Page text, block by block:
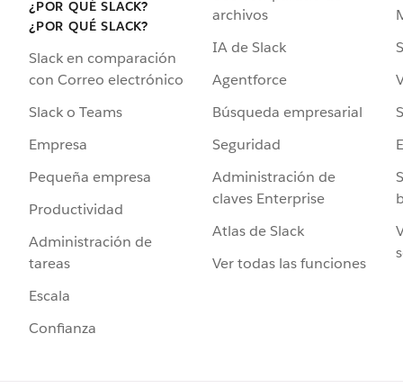
¿POR QUÉ SLACK?
¿POR QUÉ SLACK?
Slack en comparación
con Correo electrónico
Slack o Teams
Empresa
Pequeña empresa
Productividad
Administración de
tareas
Escala
Confianza
archivos
IA de Slack
Agentforce
Búsqueda empresarial
Seguridad
Administración de
claves Enterprise
Atlas de Slack
Ver todas las funciones